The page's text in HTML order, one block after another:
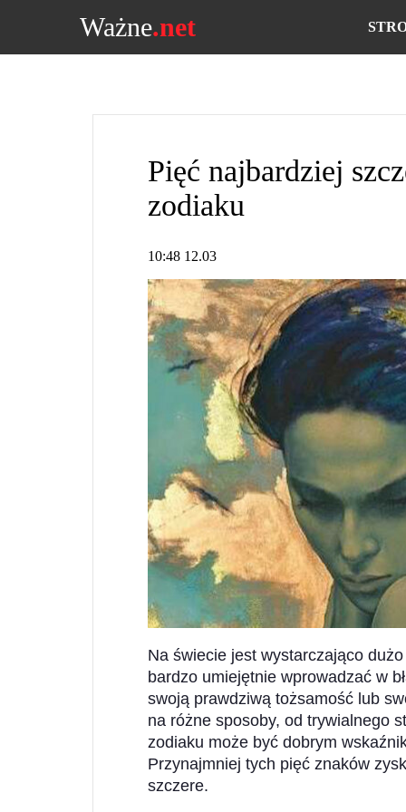
Ważne.net
Pięć najbardziej
zodiaku
10:48 12.03
Na świecie jest wystarczająco
bardzo umiejętnie wprowadzać w
swoją prawdziwą tożsamość lub
na różne sposoby, od trywialnego
zodiaku może być dobrym
Przynajmniej tych pięć znaków
szczere.